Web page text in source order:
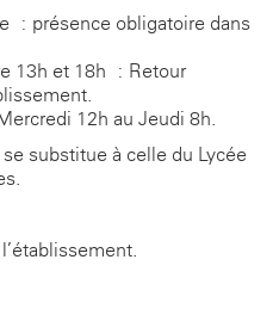
: présence obligatoire dans
13h et 18h : Retour
12h au Jeudi 8h.
substitue à celle du Lycée